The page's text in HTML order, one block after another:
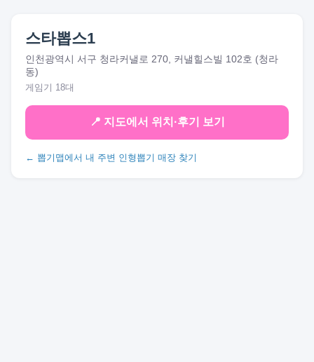
스타뽑스1
인천광역시 서구 청라커낼로 270, 커낼힐스빌 102호 (청라
동)
게임기 18대
📍 지도에서 위치·후기 보기
← 뽑기맵에서 내 주변 인형뽑기 매장 찾기